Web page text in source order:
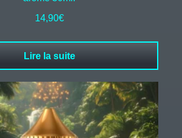
14,90€
Lire la suite